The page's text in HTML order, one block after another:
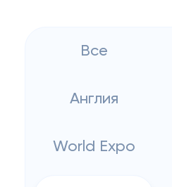
Все
Англия
World Expo